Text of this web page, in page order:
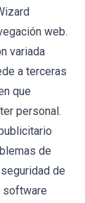
web.
variada
a terceras
que
personal.
de
de
software